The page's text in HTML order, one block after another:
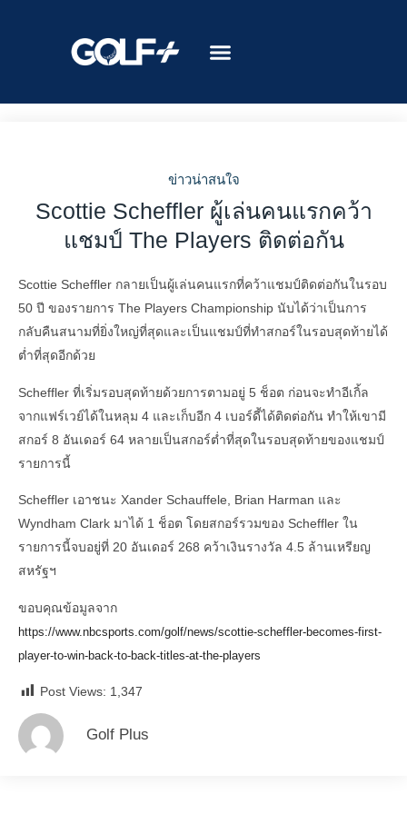
ข่าวน่าสนใจ
Scottie Scheffler ผู้เล่นคนแรกคว้า
แชมป์ The Players ติดต่อกัน
Scottie Scheffler กลายเป็นผู้เล่นคนแรกที่คว้าแชมป์ติดต่อกันในรอบ
50 ปี ของรายการ The Players Championship นับได้ว่าเป็นการ
กลับคืนสนามที่ยิ่งใหญ่ที่สุดและเป็นแชมป์ที่ทำสกอร์ในรอบสุดท้ายได้
ต่ำที่สุดอีกด้วย
Scheffler ที่เริ่มรอบสุดท้ายด้วยการตามอยู่ 5 ช็อต ก่อนจะทำอีเกิ้ล
จากแฟร์เวย์ได้ในหลุม 4 และเก็บอีก 4 เบอร์ดี้ได้ติดต่อกัน ทำให้เขามี
สกอร์ 8 อันเดอร์ 64 หลายเป็นสกอร์ต่ำที่สุดในรอบสุดท้ายของแชมป์
รายการนี้
Scheffler เอาชนะ Xander Schauffele, Brian Harman และ
Wyndham Clark มาได้ 1 ช็อต โดยสกอร์รวมของ Scheffler ใน
รายการนี้จบอยู่ที่ 20 อันเดอร์ 268 คว้าเงินรางวัล 4.5 ล้านเหรียญ
สหรัฐฯ
ขอบคุณข้อมูลจาก
https://www.nbcsports.com/golf/news/scottie-scheffler-becomes-first-
player-to-win-back-to-back-titles-at-the-players
Post Views: 1,347
Golf Plus